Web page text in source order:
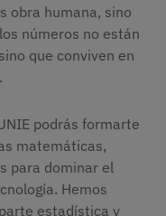
obra humana, sino
números no están
que conviven en
podrás formarte
matemáticas,
para dominar el
Hemos
estadística y